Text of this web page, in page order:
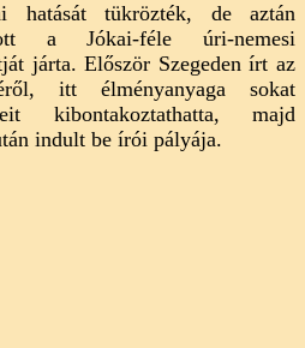
hatását tükrözték, de aztán
a Jókai-féle úri-nemesi
járta. Először Szegeden írt az
itt élményanyaga sokat
kibontakoztathatta, majd
indult be írói pályája.